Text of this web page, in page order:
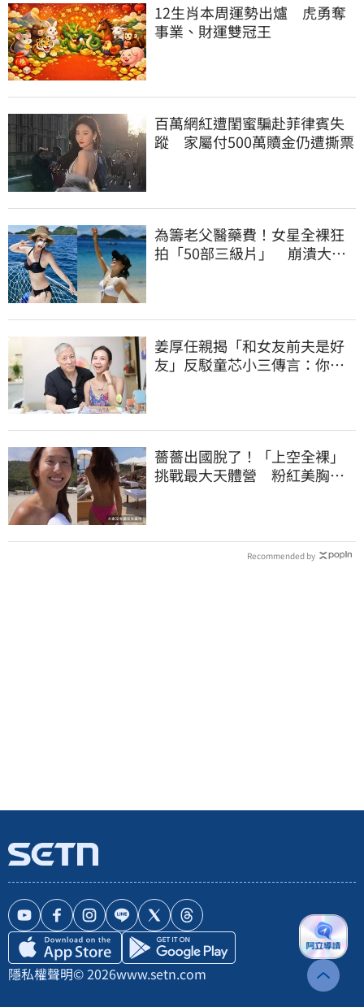
12生肖本周運勢出爐 虎勇奪
事業、財運雙冠王
百萬網紅遭閨蜜騙赴菲律賓失
蹤 家屬付500萬贖金仍遭撕票
為籌老父醫藥費！女星全裸狂
拍「50部三級片」 崩潰大
姜厚任親揭「和女友前夫是好
友」反駁童芯小三傳言：你在
薔薔出國脫了！「上空全裸」
挑戰最大天體營 粉紅美胸被
Recommended by
隱私權聲明© 2026www.setn.com